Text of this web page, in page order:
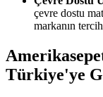
çevre dostu
markanın
Türkiye'ye